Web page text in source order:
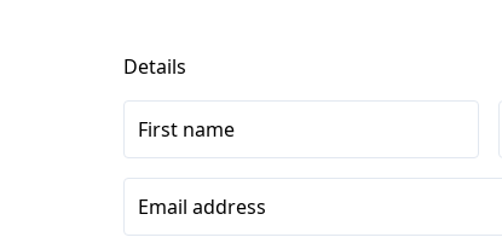
Details
First name
Email address